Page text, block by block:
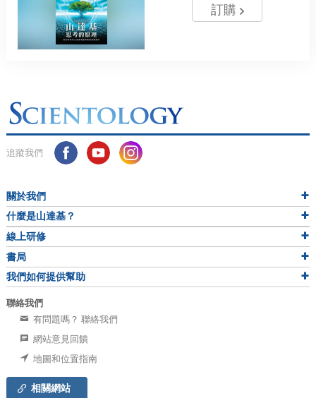
訂購
追蹤我們
關於我們
什麼是山達基？
線上研修
書局
我們如何提供幫助
聯絡我們
有問題嗎？ 聯絡我們
網站意見回饋
地圖和位置指南
相關網站